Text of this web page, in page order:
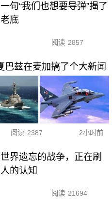
句“我们也想要导弹”揭了
底
阅读 2857
巴兹在麦加搞了个大新闻
阅读 2387 2小时前
界遗忘的战争，正在刷
的认知
阅读 21694